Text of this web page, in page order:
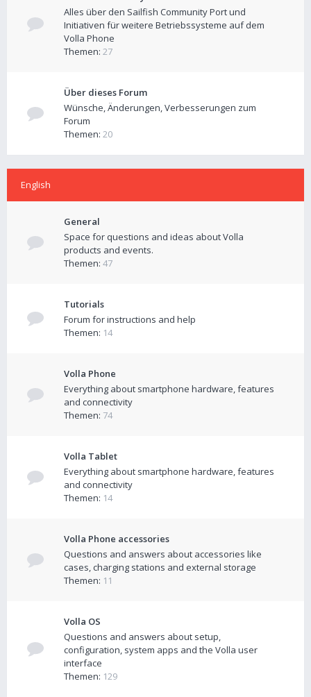
Alles über den Sailfish Community Port und
Initiativen für weitere Betriebssysteme auf dem
Volla Phone
Themen: 27
Über dieses Forum
Wünsche, Änderungen, Verbesserungen zum
Forum
Themen: 20
English
General
Space for questions and ideas about Volla
products and events.
Themen: 47
Tutorials
Forum for instructions and help
Themen: 14
Volla Phone
Everything about smartphone hardware, features
and connectivity
Themen: 74
Volla Tablet
Everything about smartphone hardware, features
and connectivity
Themen: 14
Volla Phone accessories
Questions and answers about accessories like
cases, charging stations and external storage
Themen: 11
Volla OS
Questions and answers about setup,
configuration, system apps and the Volla user
interface
Themen: 129